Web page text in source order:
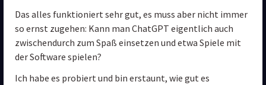
Das alles funktioniert sehr gut, es muss aber nicht immer
so ernst zugehen: Kann man ChatGPT eigentlich auch
zwischendurch zum Spaß einsetzen und etwa Spiele mit
der Software spielen?
Ich habe es probiert und bin erstaunt, wie gut es